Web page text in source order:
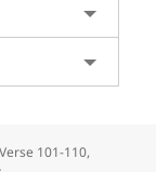
101-110,